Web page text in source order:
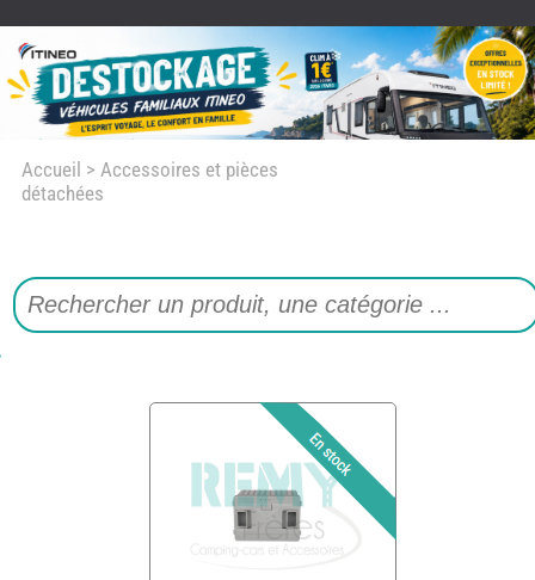
Accueil > Accessoires et pièces
détachées